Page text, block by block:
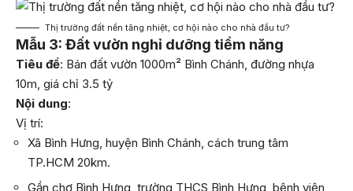
Thị trường đất nền tăng nhiệt, cơ hội nào cho nhà đầu tư?
Mẫu 3: Đất vườn nghỉ dưỡng tiềm năng
Tiêu đề: Bán đất vườn 1000m² Bình Chánh, đường nhựa
10m, giá chỉ 3.5 tỷ
Nội dung:
Vị trí:
Xã Bình Hưng, huyện Bình Chánh, cách trung tâm
TP.HCM 20km.
Gần chợ Bình Hưng, trường THCS Bình Hưng, bệnh viện